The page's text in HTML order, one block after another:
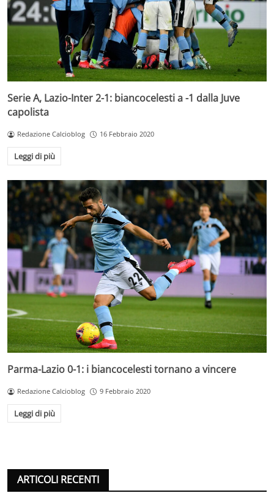
Serie A, Lazio-Inter 2-1: biancocelesti a -1 dalla Juve
capolista
Redazione Calcioblog 16 Febbraio 2020
Leggi di più
Parma-Lazio 0-1: i biancocelesti tornano a vincere
Redazione Calcioblog 9 Febbraio 2020
Leggi di più
ARTICOLI RECENTI